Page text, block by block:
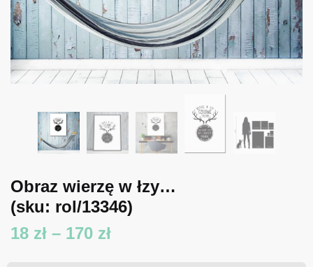
Obraz wierzę w łzy…
(sku: rol/13346)
18 zł – 170 złZakres